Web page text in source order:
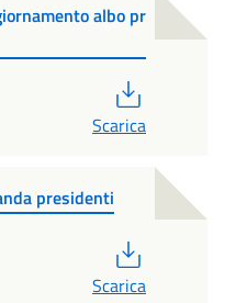
albo pr
Scarica
presidenti
Scarica